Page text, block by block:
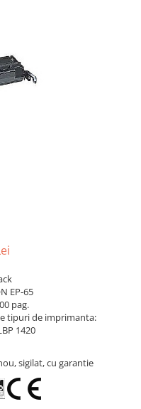
EP-65
pag.
tipuri de imprimanta:
1420
sigilat, cu garantie